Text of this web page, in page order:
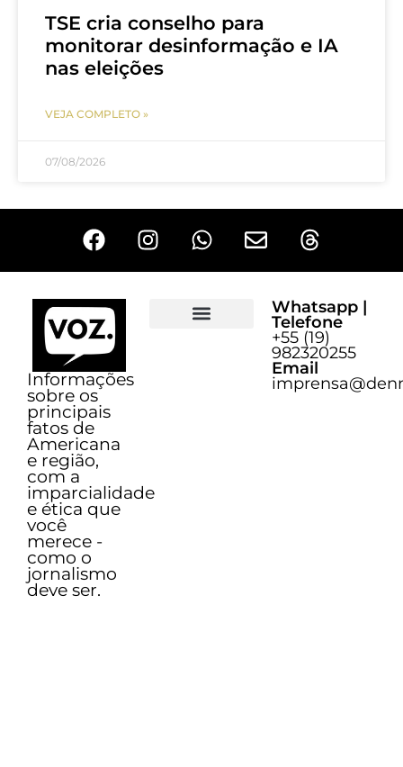
TSE cria conselho para
monitorar desinformação e IA
nas eleições
VEJA COMPLETO »
07/08/2026
Informações
sobre os
principais
fatos de
Americana
e região,
com a
imparcialidade
e ética que
você
merece -
como o
jornalismo
deve ser.
Whatsapp |
Telefone
+55 (19)
982320255
Email